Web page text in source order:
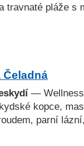
travnaté pláže s
Čeladná
— Wellness
kopce,
parní